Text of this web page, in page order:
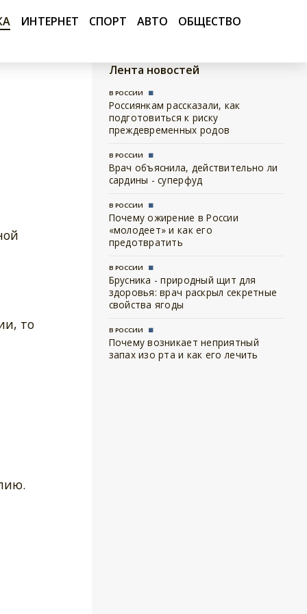
ИНТЕРНЕТ СПОРТ АВТО ОБЩЕСТВО
то
Лента новостей
В РОССИИ
Россиянкам рассказали, как
подготовиться к риску
преждевременных родов
В РОССИИ
Врач объяснила, действительно ли
сардины - суперфуд
В РОССИИ
Почему ожирение в России
«молодеет» и как его
предотвратить
В РОССИИ
Брусника - природный щит для
здоровья: врач раскрыл секретные
свойства ягоды
В РОССИИ
Почему возникает неприятный
запах изо рта и как его лечить